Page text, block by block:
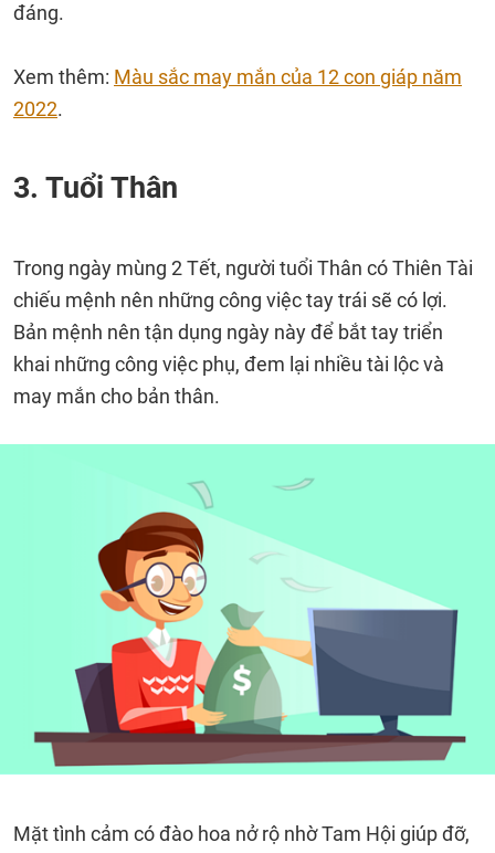
đáng.
Xem thêm: Màu sắc may mắn của 12 con giáp năm
2022.
3. Tuổi Thân
Trong ngày mùng 2 Tết, người tuổi Thân có Thiên Tài
chiếu mệnh nên những công việc tay trái sẽ có lợi.
Bản mệnh nên tận dụng ngày này để bắt tay triển
khai những công việc phụ, đem lại nhiều tài lộc và
may mắn cho bản thân.
Mặt tình cảm có đào hoa nở rộ nhờ Tam Hội giúp đỡ,